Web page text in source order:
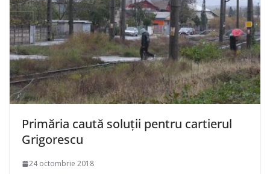
Primăria caută soluții pentru cartierul
Grigorescu
24 octombrie 2018